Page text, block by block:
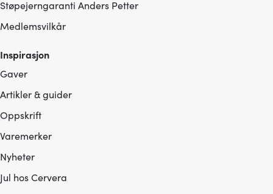
Støpejerngaranti Anders Petter
Medlemsvilkår
Inspirasjon
Gaver
Artikler & guider
Oppskrift
Varemerker
Nyheter
Jul hos Cervera